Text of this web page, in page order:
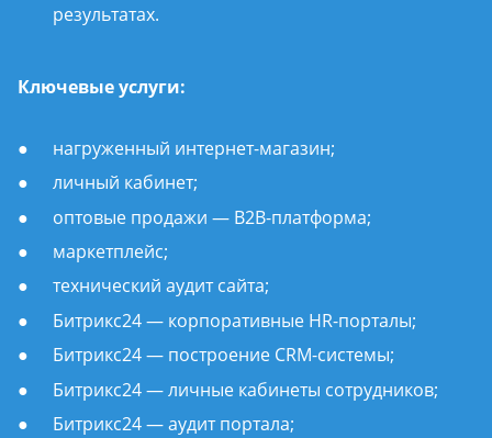
результатах.
Ключевые услуги:
нагруженный интернет-магазин;
личный кабинет;
оптовые продажи — B2B-платформа;
маркетплейс;
технический аудит сайта;
Битрикс24 — корпоративные HR-порталы;
Битрикс24 — построение CRM-системы;
Битрикс24 — личные кабинеты сотрудников;
Битрикс24 — аудит портала;